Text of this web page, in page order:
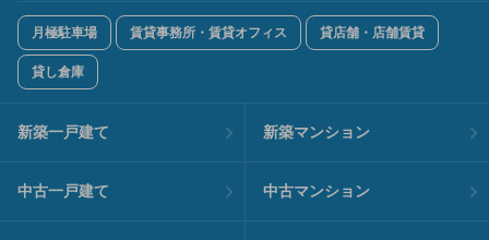
月極駐車場 賃貸事務所・賃貸オフィス 貸店舗・店舗賃貸
貸し倉庫
新築一戸建て 新築マンション
中古一戸建て 中古マンション